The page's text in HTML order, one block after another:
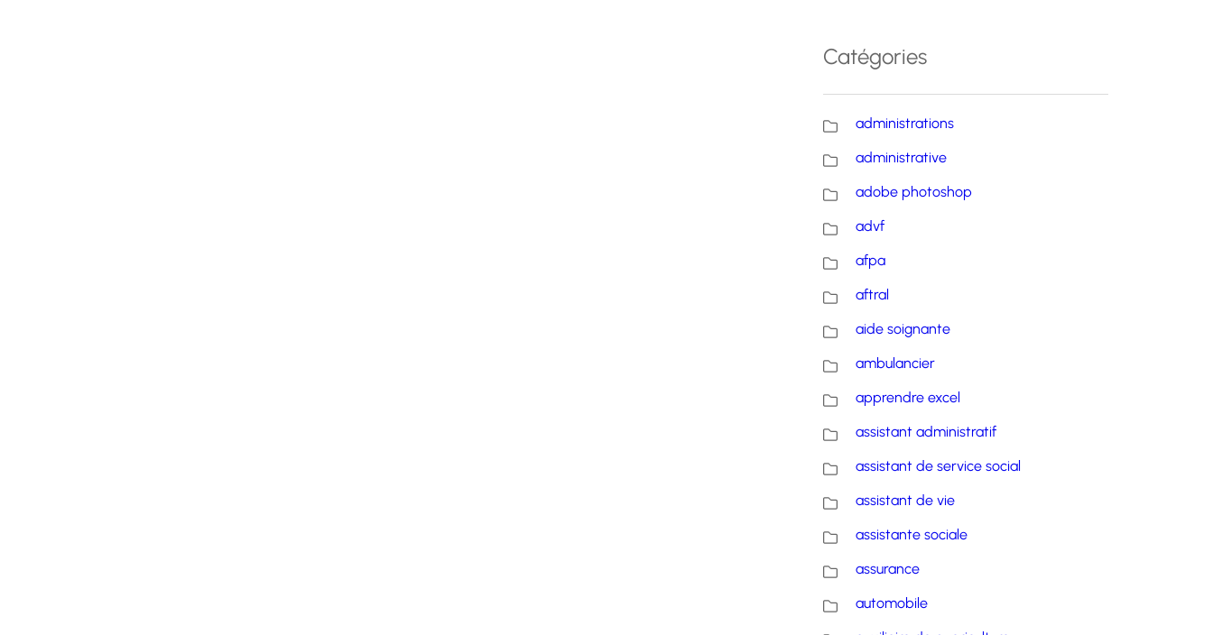
Catégories
administrations
administrative
adobe photoshop
advf
afpa
aftral
aide soignante
ambulancier
apprendre excel
assistant administratif
assistant de service social
assistant de vie
assistante sociale
assurance
automobile